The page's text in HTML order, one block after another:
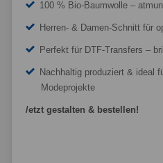
100 % Bio-Baumwolle –
Herren- & Damen-Schnitt für
Perfekt für DTF-Transfers –
Nachhaltig produziert & ideal
Modeprojekte
/etzt gestalten & bestellen!